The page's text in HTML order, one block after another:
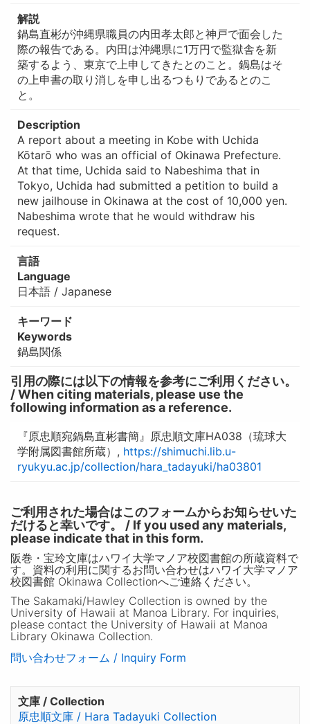
解説
鍋島直彬が沖縄県職員の内田孝太郎と神戸で面会した
際の報告である。内田は沖縄県に1万円で監獄舎を新
築するよう、東京で上申してきたとのこと。鍋島はそ
の上申書の取り消しを申し出るつもりであるとのこ
と。
Description
A report about a meeting in Kobe with Uchida
Kōtarō who was an official of Okinawa Prefecture.
At that time, Uchida said to Nabeshima that in
Tokyo, Uchida had submitted a petition to build a
new jailhouse in Okinawa at the cost of 10,000 yen.
Nabeshima wrote that he would withdraw his
request.
言語
Language
日本語 / Japanese
キーワード
Keywords
鍋島関係
引用の際には以下の情報を参考にご利用ください。
/ When citing materials, please use the
following information as a reference.
『原忠順宛鍋島直彬書簡』原忠順文庫HA038（琉球大
学附属図書館所蔵）, https://shimuchi.lib.u-
ryukyu.ac.jp/collection/hara_tadayuki/ha03801
ご利用された場合はこのフォームからお知らせいた
だけると幸いです。 / If you used any materials,
please indicate that in this form.
阪巻・宝玲文庫はハワイ大学マノア校図書館の所蔵資料で
す。資料の利用に関するお問い合わせはハワイ大学マノア
校図書館 Okinawa Collectionへご連絡ください。
The Sakamaki/Hawley Collection is owned by the
University of Hawaii at Manoa Library. For inquiries,
please contact the University of Hawaii at Manoa
Library Okinawa Collection.
問い合わせフォーム / Inquiry Form
文庫 / Collection
原忠順文庫 / Hara Tadayuki Collection